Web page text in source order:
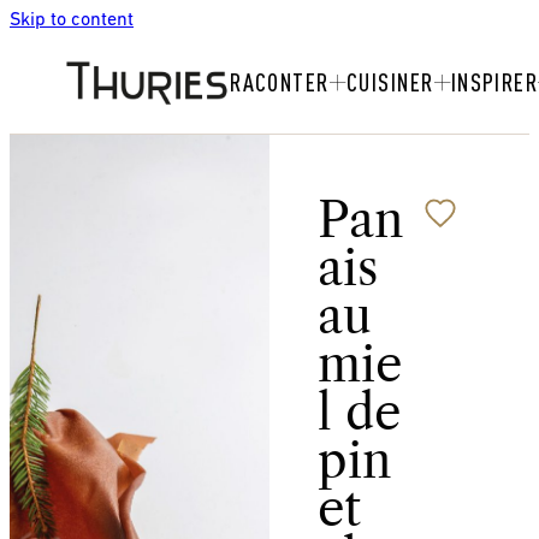
Skip to content
RACONTER CUISINER INSPIRER
Pan
ais
au
mie
l de
pin
et